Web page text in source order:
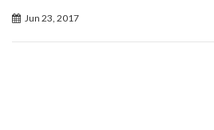
Jun 23, 2017